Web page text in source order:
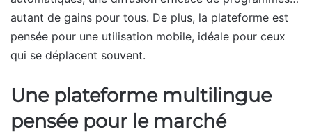
autant de gains pour tous. De plus, la plateforme est
pensée pour une utilisation mobile, idéale pour ceux
qui se déplacent souvent.
Une plateforme multilingue
pensée pour le marché